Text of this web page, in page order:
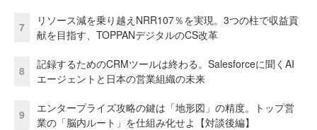
7
リソース減を乗り越えNRR107％を実現。3つの柱で収益貢
献を目指す、TOPPANデジタルのCS改革
8
記録するためのCRMツールは終わる。Salesforceに聞くAI
エージェントと日本の営業組織の未来
9
エンタープライズ攻略の鍵は「地形図」の精度。トップ営
業の「脳内ルート」を仕組み化せよ【対談後編】